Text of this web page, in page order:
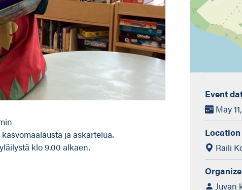
ja askartelua.
klo 9.00 alkaen.
Event
May
Location
Raili
Juvan